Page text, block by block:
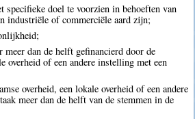
specifieke doel te voorzien in behoeften van
industriële of commerciële aard zijn;
dan de helft gefinancierd door de
overheid of een andere instelling met een
overheid, een lokale overheid of een andere
meer dan de helft van de stemmen in de